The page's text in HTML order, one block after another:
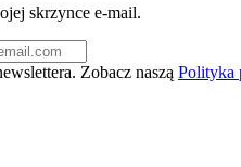
skrzynce e-mail.
Zobacz naszą Polityka